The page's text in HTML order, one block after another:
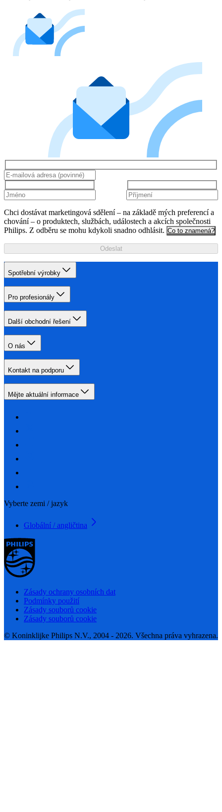
Chci dostávat marketingová sdělení – na základě mých preferencí a
chování – o produktech, službách, událostech a akcích společnosti
Philips. Z odběru se mohu kdykoli snadno odhlásit. Co to znamená?
Odeslat
Spotřební výrobky
Pro profesionály
Další obchodní řešení
O nás
Kontakt na podporu
Mějte aktuální informace
Vyberte zemi / jazyk
Globální / angličtina
Zásady ochrany osobních dat
Podmínky použití
Zásady souborů cookie
Zásady souborů cookie
© Koninklijke Philips N.V., 2004 - 2026. Všechna práva vyhrazena.